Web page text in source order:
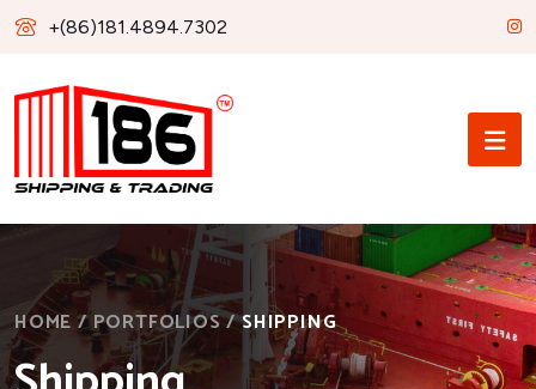
+(86)181.4894.7302
HOME /PORTFOLIOS/SHIPPING